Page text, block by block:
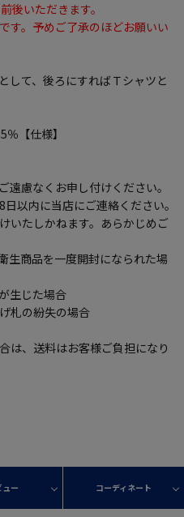
後いただきます。
す。予めご了承のほどお願いい
して、後ろにすればＴシャツと
％ 【仕様】
慮なくお申し付けください。
以内に当店にご連絡ください。
いたしかねます。あらかじめご
商品を一度開封になられた場
生じた場合
札の紛失の場合
、送料はお客様ご負担になり
ュー コーディネート